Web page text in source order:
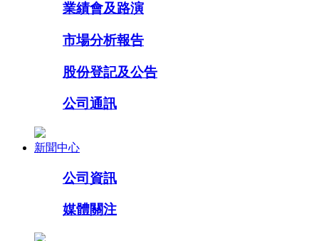
業績會及路演
市場分析報告
股份登記及公告
公司通訊
新聞中心
公司資訊
媒體關注